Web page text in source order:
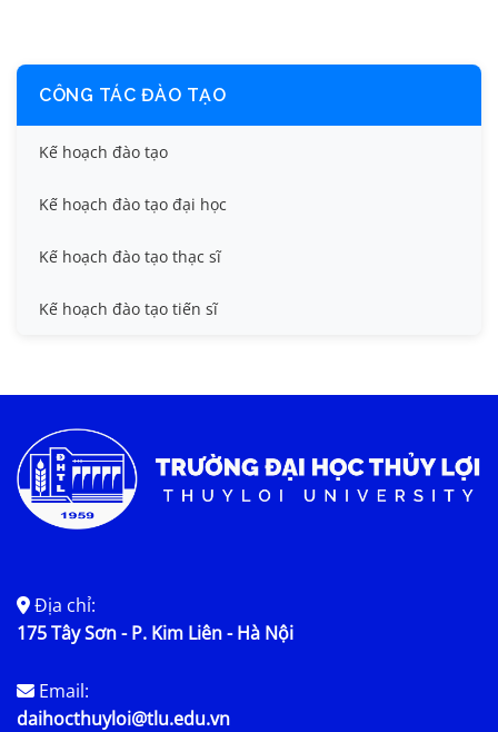
CÔNG TÁC ĐÀO TẠO
Kế hoạch đào tạo
Kế hoạch đào tạo đại học
Kế hoạch đào tạo thạc sĩ
Kế hoạch đào tạo tiến sĩ
Địa chỉ:
175 Tây Sơn - P. Kim Liên - Hà Nội
Email:
daihocthuyloi@tlu.edu.vn